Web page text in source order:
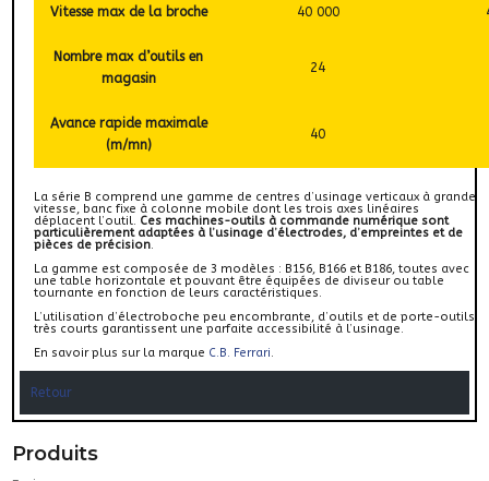
Vitesse max de la broche 40 000
Nombre max d’outils en
magasin
24
Avance rapide maximale
(m/mn)
40
La série B comprend une gamme de centres d’usinage verticaux à grande
vitesse, banc fixe à colonne mobile dont les trois axes linéaires
déplacent l’outil. Ces machines-outils à commande numérique sont
particulièrement adaptées à l’usinage d’électrodes, d’empreintes et de
pièces de précision.
La gamme est composée de 3 modèles : B156, B166 et B186, toutes avec
une table horizontale et pouvant être équipées de diviseur ou table
tournante en fonction de leurs caractéristiques.
L’utilisation d’électroboche peu encombrante, d’outils et de porte-outils
très courts garantissent une parfaite accessibilité à l’usinage.
En savoir plus sur la marque C.B. Ferrari.
Retour
Produits